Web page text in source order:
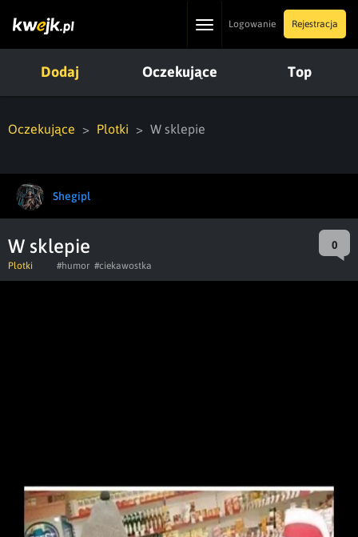
ToggleLogowanie Rejestracja
Dodaj Oczekujące Top
Oczekujące Plotki W sklepie
Shegipl
W sklepie 0
Plotki #humor #ciekawostka